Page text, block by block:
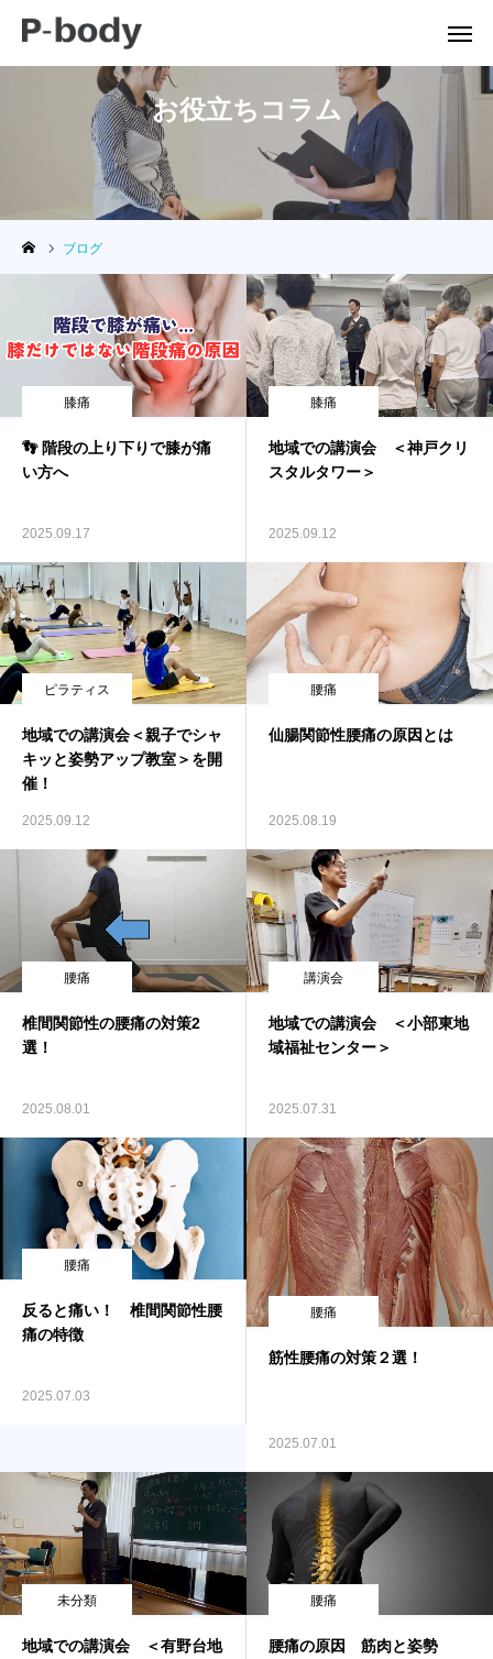
お役立ちコラム
ブログ
膝痛
👣 階段の上り下りで膝が痛
い方へ
2025.09.17
膝痛
地域での講演会 ＜神戸クリ
スタルタワー＞
2025.09.12
ピラティス
地域での講演会＜親子でシャ
キッと姿勢アップ教室＞を開
催！
2025.09.12
腰痛
仙腸関節性腰痛の原因とは
2025.08.19
腰痛
椎間関節性の腰痛の対策2
選！
2025.08.01
講演会
地域での講演会 ＜小部東地
域福祉センター＞
2025.07.31
腰痛
反ると痛い！ 椎間関節性腰
痛の特徴
2025.07.03
腰痛
筋性腰痛の対策２選！
2025.07.01
未分類
地域での講演会 ＜有野台地
腰痛
腰痛の原因 筋肉と姿勢
公式LINE Instagram
ご予約 電話
ホーム
P-bodyについて
施術の流れ
お客様の声
料金表
お問い合わせ
アクセス
ブログ